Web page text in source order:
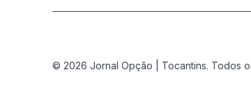
© 2026 Jornal Opção | Tocantins. Todos